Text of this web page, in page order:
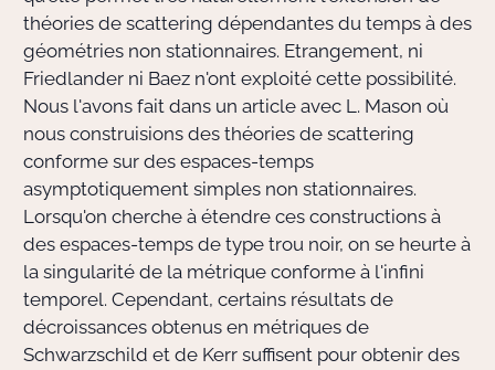
théories de scattering dépendantes du temps à des
géométries non stationnaires. Etrangement, ni
Friedlander ni Baez n'ont exploité cette possibilité.
Nous l'avons fait dans un article avec L. Mason où
nous construisions des théories de scattering
conforme sur des espaces-temps
asymptotiquement simples non stationnaires.
Lorsqu'on cherche à étendre ces constructions à
des espaces-temps de type trou noir, on se heurte à
la singularité de la métrique conforme à l'infini
temporel. Cependant, certains résultats de
décroissances obtenus en métriques de
Schwarzschild et de Kerr suffisent pour obtenir des